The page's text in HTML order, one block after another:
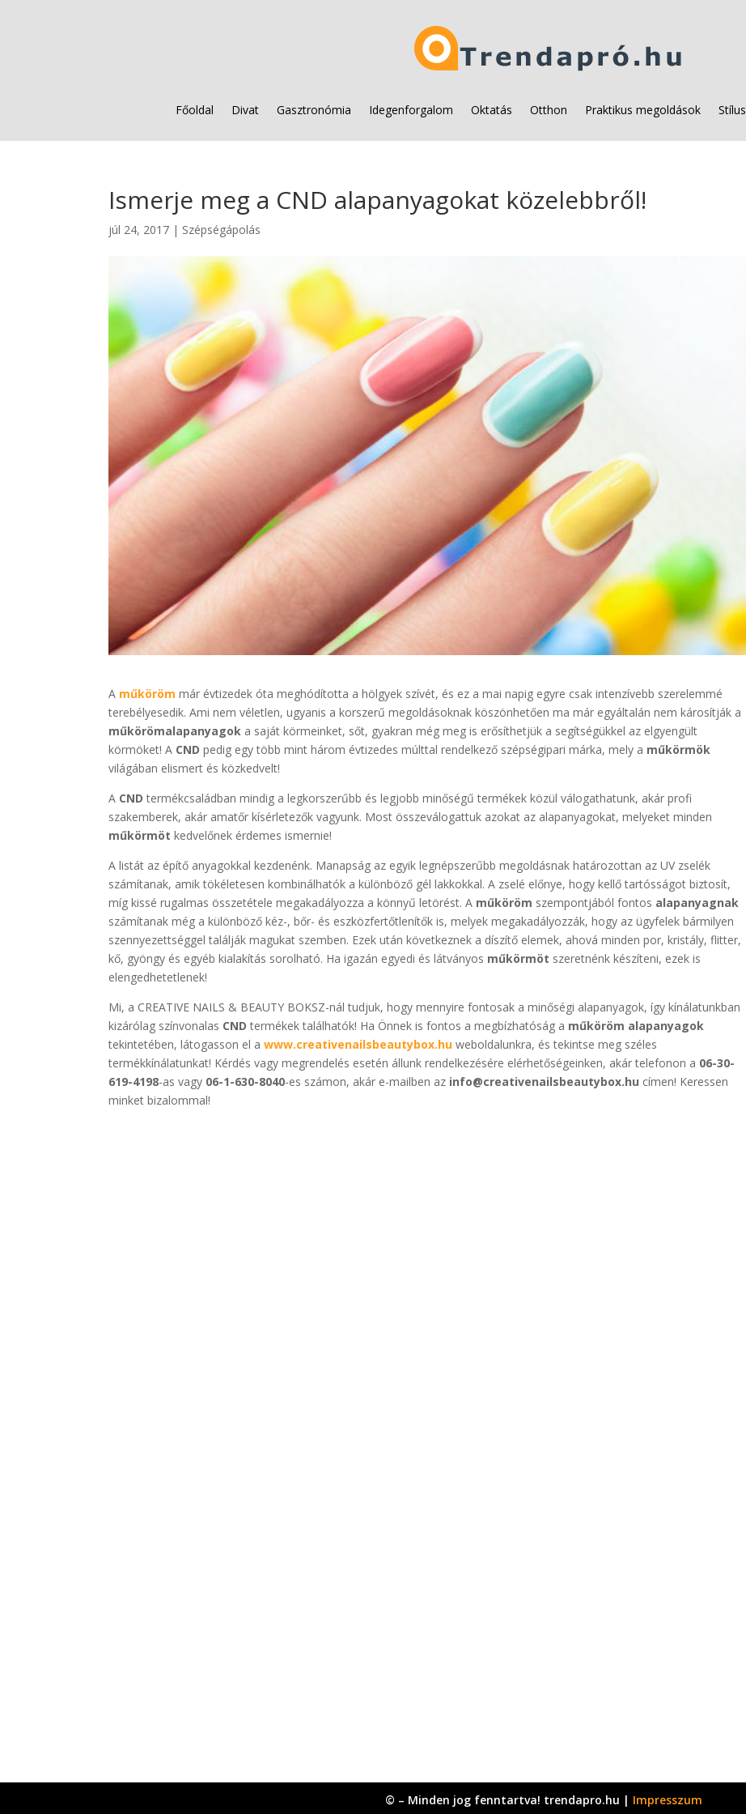
Főoldal Divat Gasztronómia Idegenforgalom Oktatás Otthon Praktikus megoldások Stílus
Ismerje meg a CND alapanyagokat közelebbről!
júl 24, 2017 | Szépségápolás
A műköröm már évtizedek óta meghódította a hölgyek szívét, és ez a mai napig egyre csak intenzívebb szerelemmé
terebélyesedik. Ami nem véletlen, ugyanis a korszerű megoldásoknak köszönhetően ma már egyáltalán nem károsítják a
műkörömalapanyagok a saját körmeinket, sőt, gyakran még meg is erősíthetjük a segítségükkel az elgyengült
körmöket! A CND pedig egy több mint három évtizedes múlttal rendelkező szépségipari márka, mely a műkörmök
világában elismert és közkedvelt!
A CND termékcsaládban mindig a legkorszerűbb és legjobb minőségű termékek közül válogathatunk, akár profi
szakemberek, akár amatőr kísérletezők vagyunk. Most összeválogattuk azokat az alapanyagokat, melyeket minden
műkörmöt kedvelőnek érdemes ismernie!
A listát az építő anyagokkal kezdenénk. Manapság az egyik legnépszerűbb megoldásnak határozottan az UV zselék
számítanak, amik tökéletesen kombinálhatók a különböző gél lakkokkal. A zselé előnye, hogy kellő tartósságot biztosít,
míg kissé rugalmas összetétele megakadályozza a könnyű letörést. A műköröm szempontjából fontos alapanyagnak
számítanak még a különböző kéz-, bőr- és eszközfertőtlenítők is, melyek megakadályozzák, hogy az ügyfelek bármilyen
szennyezettséggel találják magukat szemben. Ezek után következnek a díszítő elemek, ahová minden por, kristály, flitter,
kő, gyöngy és egyéb kialakítás sorolható. Ha igazán egyedi és látványos műkörmöt szeretnénk készíteni, ezek is
elengedhetetlenek!
Mi, a CREATIVE NAILS & BEAUTY BOKSZ-nál tudjuk, hogy mennyire fontosak a minőségi alapanyagok, így kínálatunkban
kizárólag színvonalas CND termékek találhatók! Ha Önnek is fontos a megbízhatóság a műköröm alapanyagok
tekintetében, látogasson el awww.creativenailsbeautybox.hu weboldalunkra, és tekintse meg széles
termékkínálatunkat! Kérdés vagy megrendelés esetén állunk rendelkezésére elérhetőségeinken, akár telefonon a 06-30-
619-4198-as vagy 06-1-630-8040-es számon, akár e-mailben az info@creativenailsbeautybox.hu címen! Keressen
minket bizalommal!
© – Minden jog fenntartva! trendapro.hu | Impresszum